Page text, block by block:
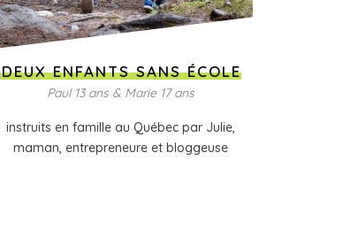
DEUX ENFANTS SANS ÉCOLE
Paul 13 ans & Marie 17 ans
instruits en famille au Québec par Julie,
maman, entrepreneure et bloggeuse